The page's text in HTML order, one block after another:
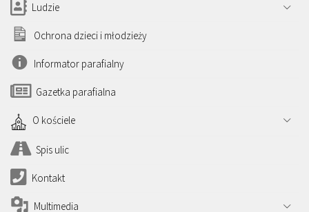
Ludzie
Ochrona dzieci i młodzieży
Informator parafialny
Gazetka parafialna
O kościele
Spis ulic
Kontakt
Multimedia